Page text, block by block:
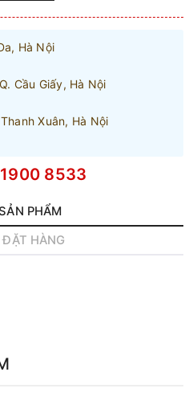
Hà Nội
Cầu Giấy, Hà Nội
Xuân, Hà Nội
8533
PHẨM
ĐẶT HÀNG